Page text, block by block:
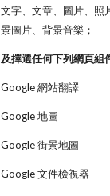
文字、文章、圖片、照
景圖片、背景音樂；
及擇選任何下列網頁組
Google 網站翻譯
Google 地圖
Google 街景地圖
Google 文件檢視器